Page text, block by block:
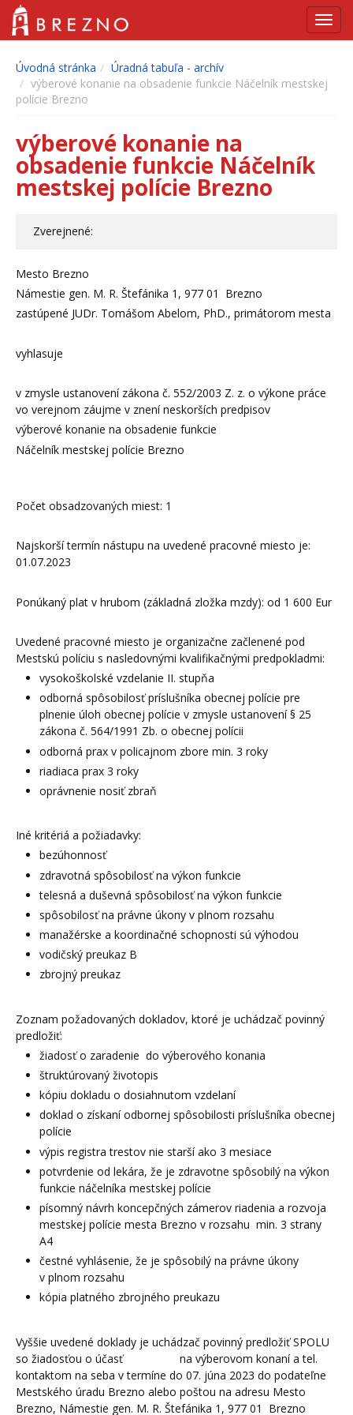
Úvodná stránka
Úradná tabuľa - archív
výberové konanie na obsadenie funkcie Náčelník mestskej
polície Brezno
výberové konanie na
obsadenie funkcie Náčelník
mestskej polície Brezno
Zverejnené:
Mesto Brezno
Námestie gen. M. R. Štefánika 1, 977 01 Brezno
zastúpené JUDr. Tomášom Abelom, PhD., primátorom mesta
vyhlasuje
v zmysle ustanovení zákona č. 552/2003 Z. z. o výkone práce
vo verejnom záujme v znení neskorších predpisov
výberové konanie na obsadenie funkcie
Náčelník mestskej polície Brezno
Počet obsadzovaných miest: 1
Najskorší termín nástupu na uvedené pracovné miesto je:
01.07.2023
Ponúkaný plat v hrubom (základná zložka mzdy): od 1 600 Eur
Uvedené pracovné miesto je organizačne začlenené pod
Mestskú políciu s nasledovnými kvalifikačnými predpokladmi:
vysokoškolské vzdelanie II. stupňa
odborná spôsobilosť príslušníka obecnej polície pre
plnenie úloh obecnej polície v zmysle ustanovení § 25
zákona č. 564/1991 Zb. o obecnej polícii
odborná prax v policajnom zbore min. 3 roky
riadiaca prax 3 roky
oprávnenie nosiť zbraň
Iné kritériá a požiadavky:
bezúhonnosť
zdravotná spôsobilosť na výkon funkcie
telesná a duševná spôsobilosť na výkon funkcie
spôsobilosť na právne úkony v plnom rozsahu
manažérske a koordinačné schopnosti sú výhodou
vodičský preukaz B
zbrojný preukaz
Zoznam požadovaných dokladov, ktoré je uchádzač povinný
predložiť:
žiadosť o zaradenie do výberového konania
štruktúrovaný životopis
kópiu dokladu o dosiahnutom vzdelaní
doklad o získaní odbornej spôsobilosti príslušníka obecnej
polície
výpis registra trestov nie starší ako 3 mesiace
potvrdenie od lekára, že je zdravotne spôsobilý na výkon
funkcie náčelníka mestskej polície
písomný návrh koncepčných zámerov riadenia a rozvoja
mestskej polície mesta Brezno v rozsahu min. 3 strany
A4
čestné vyhlásenie, že je spôsobilý na právne úkony
v plnom rozsahu
kópia platného zbrojného preukazu
Vyššie uvedené doklady je uchádzač povinný predložiť SPOLU
so žiadosťou o účasť na výberovom konaní a tel.
kontaktom na seba v termíne do 07. júna 2023 do podateľne
Mestského úradu Brezno alebo poštou na adresu Mesto
Brezno, Námestie gen. M. R. Štefánika 1, 977 01 Brezno